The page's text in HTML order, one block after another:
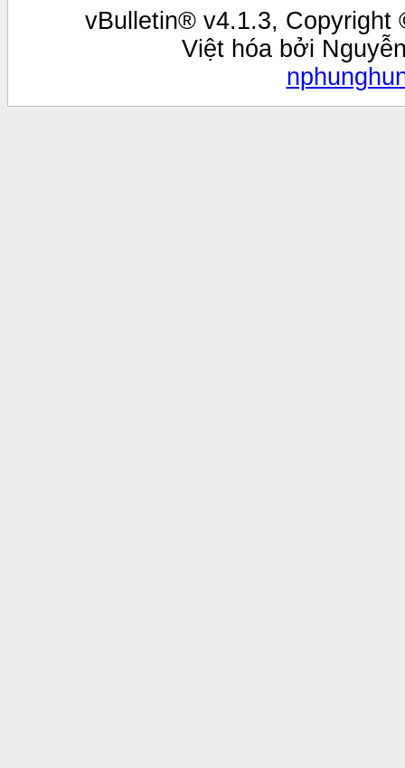
vBulletin® v4.1.3, Copyright
Việt hóa bởi